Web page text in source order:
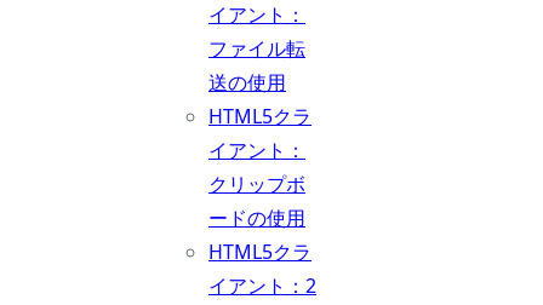
イアント：
ファイル転
送の使用
HTML5クラ
イアント：
クリップボ
ードの使用
HTML5クラ
イアント：2